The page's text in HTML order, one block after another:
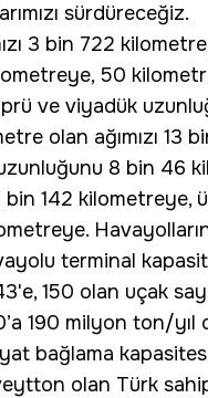
sürdüreceğiz.
3 bin 722
50
ve viyadük
olan ağımızı 13
8 bin 46
142 kilometreye,
terminal
150 olan uçak
190 milyon ton/yıl
bağlama
olan Türk